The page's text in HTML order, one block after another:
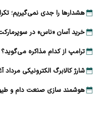
هشدارها را جدی نمی‌گیریم؛
خرید آسان «ناس» در
ترامپ از کدام مذاکره
شارژ کالابرگ الکترونیکی مرداد
هوشمند سازی صنعت دام و